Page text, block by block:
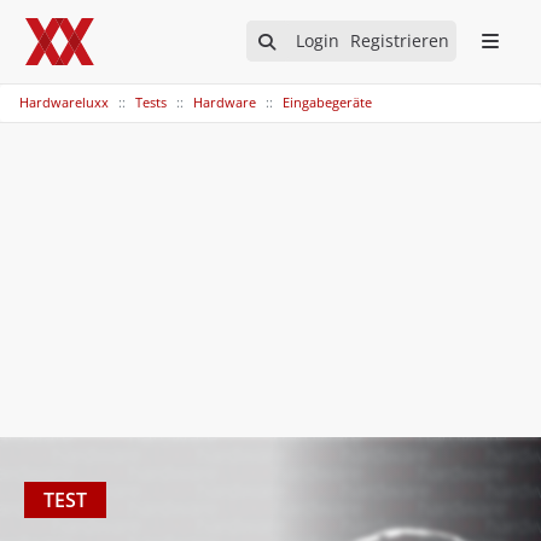
Login Registrieren
Hardwareluxx Tests Hardware Eingabegeräte
TEST